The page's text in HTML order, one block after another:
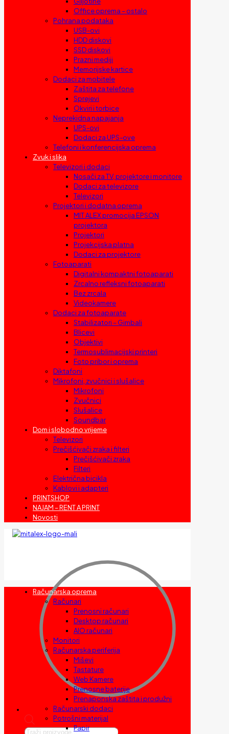
Office oprema – ostalo
Pohrana podataka
USB-ovi
HDD diskovi
SSD diskovi
Prazni mediji
Memorijske kartice
Dodaci za mobitele
Zaštita za telefone
Sprejevi
Okviri i torbice
Neprekidna napajanja
UPS-ovi
Dodaci za UPS-ove
Telefoni i konferencijska oprema
Zvuk i slika
Televizori i dodaci
Nosači za TV, projektore i monitore
Dodaci za televizore
Televizori
Projektori i dodatna oprema
MIT ALEX promocija EPSON
projektora
Projektori
Projekcijska platna
Dodaci za projektore
Fotoaparati
Digitalni kompaktni fotoaparati
Zrcalno refleksni fotoaparati
Bez zrcala
Videokamere
Dodaci za fotoaparate
Stabilizatori – Gimbali
Blicevi
Objektivi
Termosublimacijski printeri
Foto pribor i oprema
Diktafoni
Mikrofoni, zvučnici i slušalice
Mikrofoni
Zvučnici
Slušalice
Soundbar
Dom i slobodno vrijeme
Televizori
Prečišćivači zraka i filteri
Prečišćivači zraka
Filteri
Električna bicikla
Kablovi i adapteri
PRINTSHOP
NAJAM – RENT A PRINT
Novosti
Products
Računarska oprema
Računari
Prenosni računari
Desktop računari
AIO računari
Monitori
Računarska periferija
Miševi
Tastature
Web Kamere
Prenosne baterije
Prenaponska zaštita i produžni
Računarski dodaci
Potrošni materijal
Papir